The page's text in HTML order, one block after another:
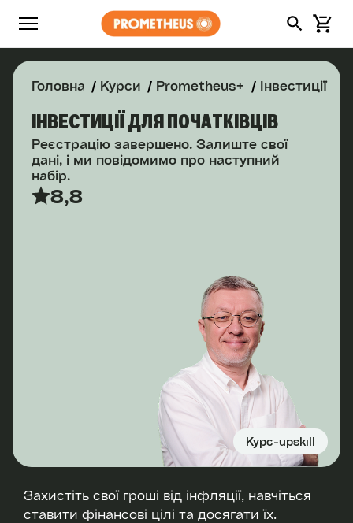
Захистіть свої гроші від інфляції, навчіться
ставити фінансові цілі та досягати їх.
Головна Курси Prometheus+ Інвестиції
ІНВЕСТИЦІЇ ДЛЯ ПОЧАТКІВЦІВ
Реєстрацію завершено. Залиште свої
дані, і ми повідомимо про наступний
набір.
8,8
Курс-upskill